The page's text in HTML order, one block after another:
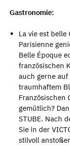
Gastronomie:
La vie est belle
Parisienne
Belle Époque
französischen
auch gerne
traumhaftem
Französischen
gemütlich?
STUBE. Nach
Sie in der
stilvoll